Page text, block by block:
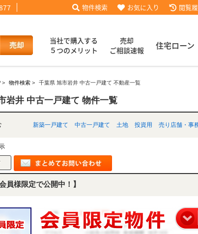
物件検索 お気に入り 閲覧
当社で購入する
５つのメリット
売却
ご相談速報
住宅ローン
会員限定】
グ お客様の声 当社の歩み
採用情報
査定依頼 協力業者様募集
> 物件検索 > 千葉県 旭市岩井 中古一戸建て 不動産一覧
岩井 中古一戸建て 物件一覧
込む 新築一戸建て 中古一戸建て 土地 投資用 売り店舗・事
員様限定で公開中！】